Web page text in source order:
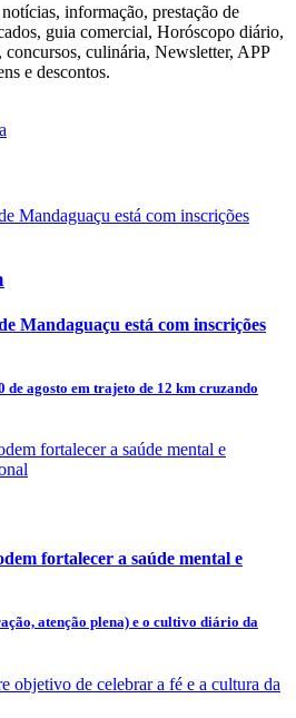
informação, prestação de
guia comercial, Horóscopo diário,
concursos, culinária, Newsletter, APP
e descontos.
Mandaguaçu está com inscrições
agosto em trajeto de 12 km cruzando
fortalecer a saúde mental e
atenção plena) e o cultivo diário da